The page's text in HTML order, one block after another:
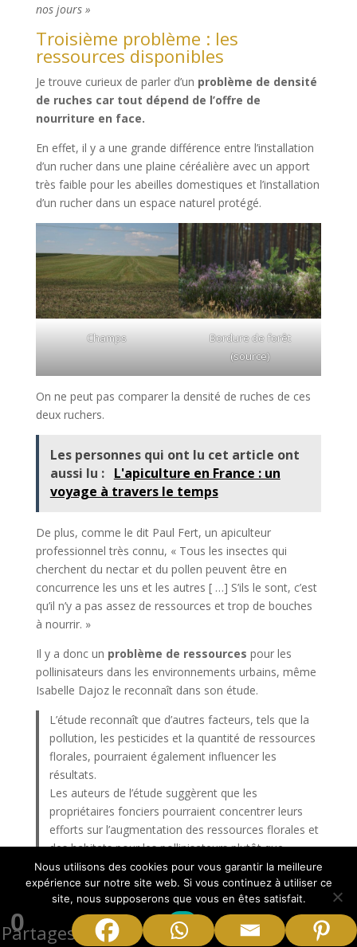
nos jours »
Troisième problème : les
ressources disponibles
Je trouve curieux de parler d’un problème de densité
de ruches car tout dépend de l’offre de
nourriture en face.
En effet, il y a une grande différence entre l’installation
d’un rucher dans une plaine céréalière avec un apport
très faible pour les abeilles domestiques et l’installation
d’un rucher dans un espace naturel protégé.
Champs
Bordure de forêt
(source)
On ne peut pas comparer la densité de ruches de ces
deux ruchers.
Les personnes qui ont lu cet article ont
aussi lu : L'apiculture en France : un
voyage à travers le temps
De plus, comme le dit Paul Fert, un apiculteur
professionnel très connu, « Tous les insectes qui
cherchent du nectar et du pollen peuvent être en
concurrence les uns et les autres [ …] S’ils le sont, c’est
qu’il n’y a pas assez de ressources et trop de bouches
à nourrir. »
Il y a donc un problème de ressources pour les
pollinisateurs dans les environnements urbains, même
Isabelle Dajoz le reconnaît dans son étude.
L’étude reconnaît que d’autres facteurs, tels que la
pollution, les pesticides et la quantité de ressources
florales, pourraient également influencer les
résultats.
Les auteurs de l’étude suggèrent que les
propriétaires fonciers pourraient concentrer leurs
efforts sur l’augmentation des ressources florales et
des habitats pour les pollinisateurs plutôt que
d’ajouter des colonies d’abeilles.
Oui, il faut continuer d’installer des ruches en
Les villes ont besoin des ruches
0
Partages
Nous utilisons des cookies pour vous garantir la meilleure
expérience sur notre site web. Si vous continuez à utiliser ce
site, nous supposerons que vous en êtes satisfait.
Ok